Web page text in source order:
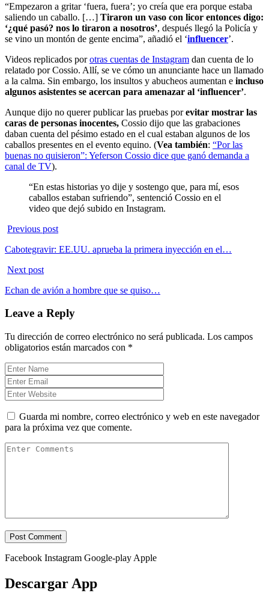
“Empezaron a gritar ‘fuera, fuera’; yo creía que era porque estaba
saliendo un caballo. […] Tiraron un vaso con licor entonces digo:
‘¿qué pasó? nos lo tiraron a nosotros’, después llegó la Policía y
se vino un montón de gente encima”, añadió el ‘influencer’.
Videos replicados porotras cuentas de Instagram dan cuenta de lo
relatado por Cossio. Allí, se ve cómo un anunciante hace un llamado
a la calma. Sin embargo, los insultos y abucheos aumentan e incluso
algunos asistentes se acercan para amenazar al ‘influencer’.
Aunque dijo no querer publicar las pruebas porevitar mostrar las
caras de personas inocentes, Cossio dijo que las grabaciones
daban cuenta del pésimo estado en el cual estaban algunos de los
caballos presentes en el evento equino. (Vea también: “Por las
buenas no quisieron”: Yeferson Cossio dice que ganó demanda a
canal de TV).
“En estas historias yo dije y sostengo que, para mí, esos
caballos estaban sufriendo”, sentenció Cossio en el
video que dejó subido en Instagram.
Previous post
Cabotegravir: EE.UU. aprueba la primera inyección en el…
Next post
Echan de avión a hombre que se quiso…
Leave a Reply
Tu dirección de correo electrónico no será publicada. Los campos
obligatorios están marcados con *
Guarda mi nombre, correo electrónico y web en este navegador
para la próxima vez que comente.
Facebook Instagram Google-play Apple
Descargar App